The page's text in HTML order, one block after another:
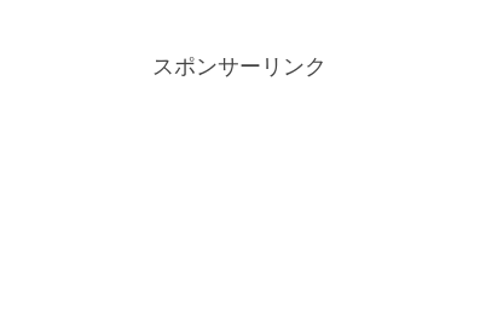
スポンサーリンク